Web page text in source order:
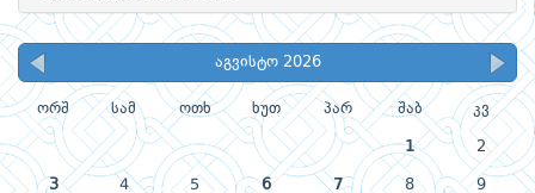
აგვისტო 2026
ორშ სამ ოთხ ხუთ პარ შაბ კვ
1 2
3 4 5 6 7 8 9